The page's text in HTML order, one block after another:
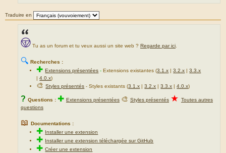
Traduire en
Tu as un forum et tu veux aussi un site web ? Regarde par ici
🔍 Recherches :
✚Extensions présentées -Extensions existantes (3.1.x |3.2.x |3.3.x
|4.0.x)
🎨Styles présentés - Styles existants (3.1.x |3.2.x |3.3.x |4.0.x)
? Questions : ✚ Extensions présentées 🎨 Styles présentés ★ Toutes autres
questions
📖 Documentations :
✚ Installer une extension
✚ Installer une extension téléchargée sur GitHub
✚Créer une extension